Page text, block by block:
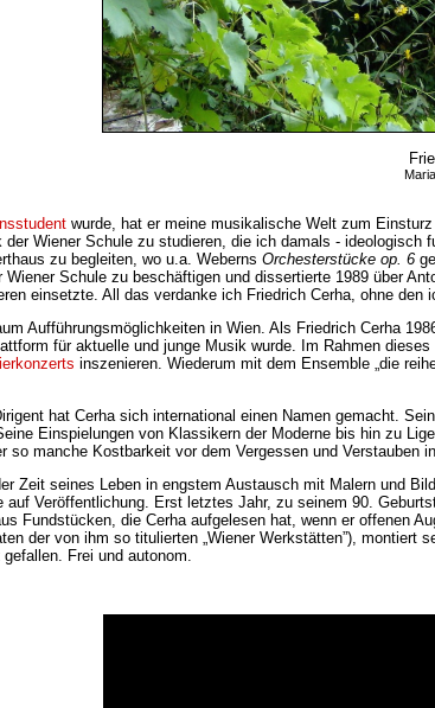
wurde, hat er meine musikalische Welt zum
Wiener Schule zu studieren, die ich damals - ideologisch
zu begleiten, wo u.a. Weberns Orchesterstücke op. 6
Schule zu beschäftigen und dissertierte 1989 über
einsetzte. All das verdanke ich Friedrich Cerha, ohne
Aufführungsmöglichkeiten in Wien. Als Friedrich Cerha
für aktuelle und junge Musik wurde. Im Rahmen
inszenieren. Wiederum mit dem Ensemble „die
hat Cerha sich international einen Namen gemacht.
Einspielungen von Klassikern der Moderne bis hin zu
so manche Kostbarkeit vor dem Vergessen und Verstauben
Zeit seines Leben in engstem Austausch mit Malern und
Veröffentlichung. Erst letztes Jahr, zu seinem 90.
Fundstücken, die Cerha aufgelesen hat, wenn er offenen
der von ihm so titulierten „Wiener Werkstätten”),
Frei und autonom.